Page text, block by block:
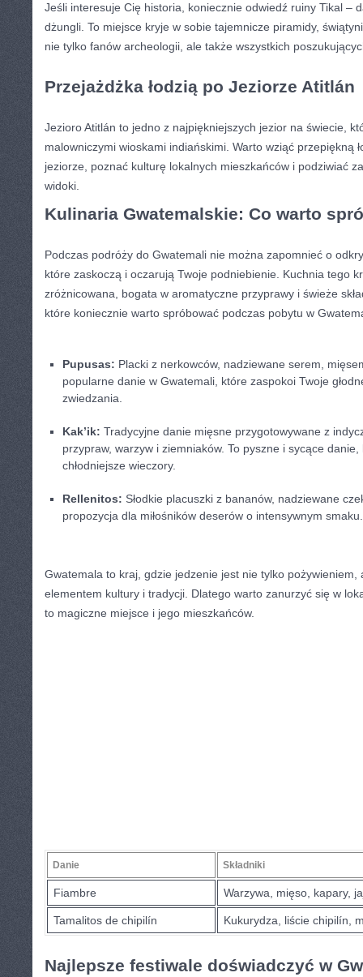
Jeśli interesuje Cię historia,⁢ koniecznie‍ odwiedź ruiny Tikal –
dżungli.⁢ To miejsce kryje w sobie tajemnicze ‍piramidy,
nie tylko fanów archeologii, ale także wszystkich‌
Przejażdżka łodzią po Jeziorze Atitlán
Jezioro ⁣Atitlán to ⁢jedno ⁢z najpiękniejszych jezior na świecie,
malowniczymi wioskami ⁢indiańskimi. Warto wziąć przepiękną
jeziorze, ⁢poznać kulturę lokalnych ​mieszkańców i‍ podziwiać
widoki.
Kulinaria Gwatemalskie: Co warto
Podczas podróży do Gwatemali nie⁤ można zapomnieć o
które zaskoczą i‍ oczarują Twoje podniebienie. Kuchnia ⁤tego
zróżnicowana, bogata w aromatyczne ‍przyprawy i świeże
które koniecznie warto ⁤spróbować podczas pobytu⁢ w
Pupusas: Placki z nerkowców, nadziewane serem,
popularne danie w Gwatemali, które zaspokoi Twoje‍
zwiedzania.
Kak’ik: Tradycyjne ‍danie mięsne przygotowywane z
przypraw, warzyw i ziemniaków. To pyszne i sycące
chłodniejsze wieczory.
Rellenitos: Słodkie placuszki z bananów, nadziewane
propozycja dla miłośników deserów o intensywnym smaku.
Gwatemala ⁢to kraj, gdzie jedzenie jest nie tylko pożywieniem,
elementem kultury i tradycji. Dlatego warto zanurzyć się ‌w
to magiczne miejsce i jego mieszkańców.
Danie Składniki
Fiambre Warzywa, mięso, kapary,⁢
Tamalitos ⁢de chipilín Kukurydza, liście chipilín,
Najlepsze‌ festiwale doświadczyć w